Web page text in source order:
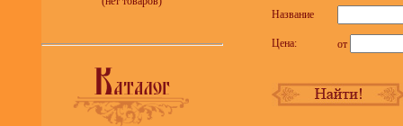
Название
Цена: от